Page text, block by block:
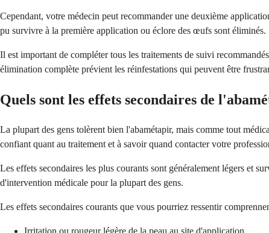
Cependant, votre médecin peut recommander une deuxième
pu survivre à la première application ou éclore des œufs sont éliminés.
Il est important de compléter tous les traitements de suivi
élimination complète prévient les réinfestations qui peuvent être
Quels sont les effets secondaires de
La plupart des gens tolèrent bien l'abamétapir, mais comme tout
confiant quant au traitement et à savoir quand contacter votre
Les effets secondaires les plus courants sont généralement légers et
d'intervention médicale pour la plupart des gens.
Les effets secondaires courants que vous pourriez ressentir
Irritation ou rougeur légère de la peau au site d'application